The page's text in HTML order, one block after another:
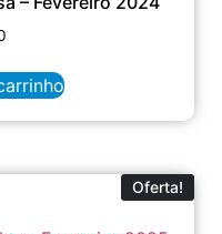
Oferta!